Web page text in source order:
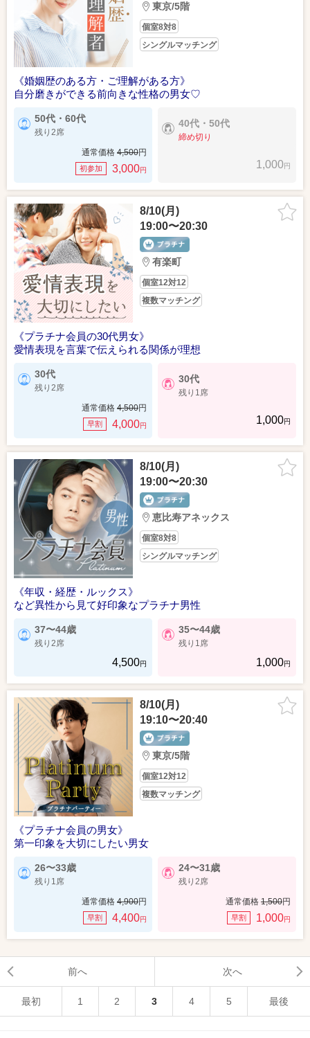
東京/5階
個室8対8
シングルマッチング
《婚姻歴のある方・ご理解がある方》
自分磨きができる前向きな性格の男女♡
50代・60代
残り2席
通常価格 4,500円
初参加 3,000円
40代・50代
締め切り
1,000円
8/10(月)
19:00〜20:30
有楽町
個室12対12
複数マッチング
《プラチナ会員の30代男女》
愛情表現を言葉で伝えられる関係が理想
30代
残り2席
通常価格 4,500円
早割 4,000円
30代
残り1席
1,000円
8/10(月)
19:00〜20:30
恵比寿アネックス
個室8対8
シングルマッチング
《年収・経歴・ルックス》
など異性から見て好印象なプラチナ男性
37〜44歳
残り2席
4,500円
35〜44歳
残り1席
1,000円
8/10(月)
19:10〜20:40
東京/5階
個室12対12
複数マッチング
《プラチナ会員の男女》
第一印象を大切にしたい男女
26〜33歳
残り1席
通常価格 4,900円
早割 4,400円
24〜31歳
残り2席
通常価格 1,500円
早割 1,000円
前へ 次へ
最初 1 2 3 4 5 最後